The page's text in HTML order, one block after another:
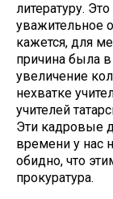
литературу.
уважительное
кажется, для
причина была в
увеличение
нехватке
учителей
Эти кадровые
времени у нас
обидно, что
прокуратура.